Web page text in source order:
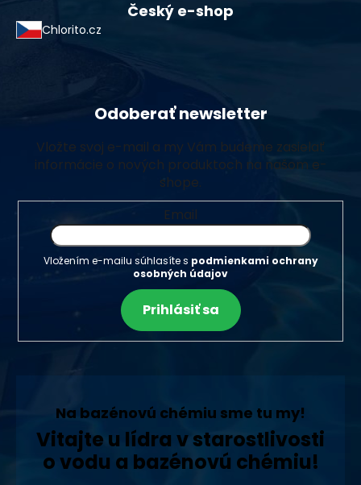
Český e-shop
Chlorito.cz
Odoberať newsletter
Vložte svoj e-mail a my Vám budeme zasielať
informácie o nových produktoch na našom e-
shope.
Email
Vložením e-mailu súhlasíte s podmienkami ochrany
osobných údajov
Prihlásiť sa
Na bazénovú chémiu sme tu my!
Vitajte u lídra v starostlivosti
o vodu a bazénovú chémiu!